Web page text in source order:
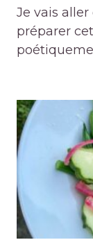
Je vais
préparer